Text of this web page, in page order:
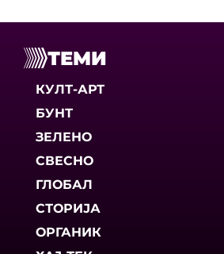
ТЕМИ
КУЛТ-АРТ
БУНТ
ЗЕЛЕНО
СВЕСНО
ГЛОБАЛ
СТОРИЈА
ОРГАНИК